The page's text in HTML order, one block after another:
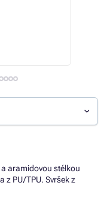
aramidovou stélkou
PU / TPU. Svršek z